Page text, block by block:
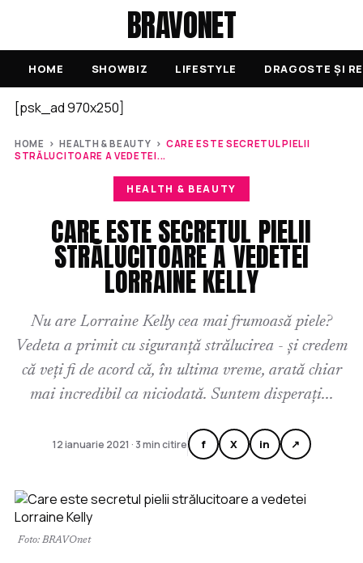
BRAVONET
HOME SHOWBIZ LIFESTYLE DRAGOSTE ȘI
[psk_ad 970x250]
HOME ›HEALTH & BEAUTY ›CARE ESTE SECRETUL PIELII
STRĂLUCITOARE A VEDETEI...
HEALTH & BEAUTY
CARE ESTE SECRETUL PIELII
STRĂLUCITOARE A VEDETEI
LORRAINE KELLY
Nu are Lorraine Kelly cea mai frumoasă piele?
Vedeta a primit cu siguranță strălucirea - și credem
că veți fi de acord că, în ultima vreme, arată chiar
mai incredibil ca niciodată. Suntem disperați...
12 ianuarie 2021 · 3 min citire f X in ↗
Foto: BRAVOnet